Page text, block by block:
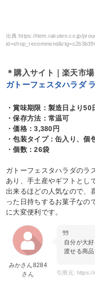
出典:https://item.rakuten.co.jp/
＊購入サイト｜楽天市場
ガトーフェスタハラダ
・賞味期限：製造日より50
・保存方法：常温可
・価格：3,380円
・包装タイプ：缶入り、個
・個数：26袋
ガトーフェスタハラダのラ
あり、手土産やギフトとし
出来るほどの人気なので、
った日持ちするお菓子なの
に大変便利です。
みかさん8284
さん
自分が大
渡せる商品